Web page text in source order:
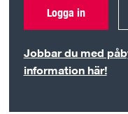
Logga in
Jobbar du med
information här!